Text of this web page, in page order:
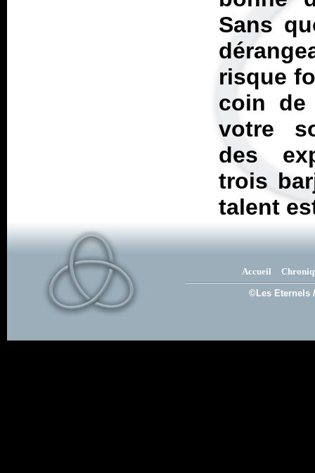
Sans
risque
coin de
votre
des
trois
talent
Accueil
©Les Eternels